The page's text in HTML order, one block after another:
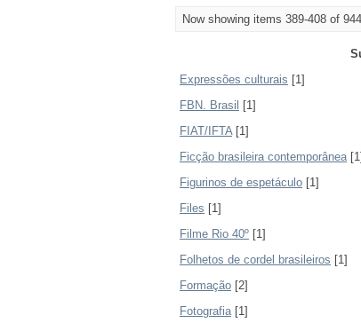
Now showing items 389-408 of 944
Expressões culturais [1]
FBN. Brasil
[1]
FIAT/IFTA[1]
Ficção brasileira contemporânea[1]
Figurinos de espetáculo [1]
Files [1]
Filme Rio 40º [1]
Folhetos de cordel brasileiros [1]
Formação [2]
Fotografia[1]